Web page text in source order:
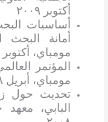
أكتوبر ٢٠٠٩
أساسيات
أمانة البحث
مومباي، أكتوبر
المؤتمر
مومباي، أبريل ٢٠٠٨
تحديث حول
البابي، معهد